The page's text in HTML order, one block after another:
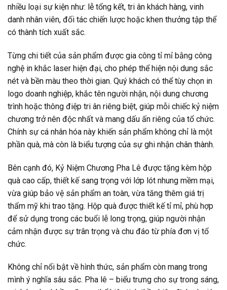
nhiều loại sự kiện như: lễ tổng kết, tri ân khách hàng, vinh
danh nhân viên, đối tác chiến lược hoặc khen thưởng tập thể
có thành tích xuất sắc.
Từng chi tiết của sản phẩm được gia công tỉ mỉ bằng công
nghệ in khắc laser hiện đại, cho phép thể hiện nội dung sắc
nét và bền màu theo thời gian. Quý khách có thể tùy chọn in
logo doanh nghiệp, khắc tên người nhận, nội dung chương
trình hoặc thông điệp tri ân riêng biệt, giúp mỗi chiếc kỷ niệm
chương trở nên độc nhất và mang dấu ấn riêng của tổ chức.
Chính sự cá nhân hóa này khiến sản phẩm không chỉ là một
phần quà, mà còn là biểu tượng của sự ghi nhận chân thành.
Bên cạnh đó, Kỷ Niệm Chương Pha Lê được tặng kèm hộp
quà cao cấp, thiết kế sang trọng với lớp lót nhung mềm mại,
vừa giúp bảo vệ sản phẩm an toàn, vừa tăng thêm giá trị
thẩm mỹ khi trao tặng. Hộp quà được thiết kế tỉ mỉ, phù hợp
để sử dụng trong các buổi lễ long trọng, giúp người nhận
cảm nhận được sự trân trọng và chu đáo từ phía đơn vị tổ
chức.
Không chỉ nổi bật về hình thức, sản phẩm còn mang trong
mình ý nghĩa sâu sắc. Pha lê – biểu trưng cho sự trong sáng,